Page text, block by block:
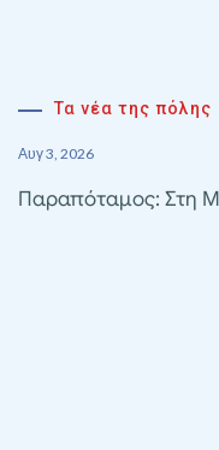
Τα νέα της πόλης
Αυγ 3, 2026
Παραπόταμος: Στη